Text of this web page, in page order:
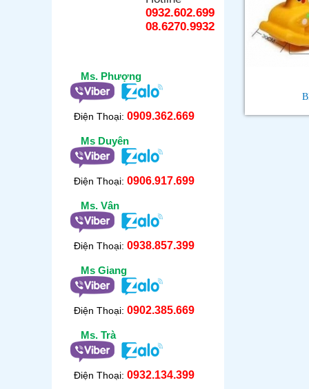
0932.602.699
08.6270.9932
Ms. Phượng
Điện Thoại: 0909.362.669
Ms Duyên
Điện Thoại: 0906.917.699
Ms. Vân
Điện Thoại: 0938.857.399
Ms Giang
Điện Thoại: 0902.385.669
Ms. Trà
Điện Thoại: 0932.134.399